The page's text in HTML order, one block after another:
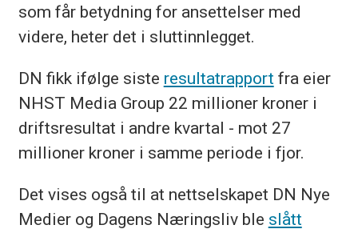
som får betydning for ansettelser med
videre, heter det i sluttinnlegget.
DN fikk ifølge siste resultatrapport fra eier
NHST Media Group 22 millioner kroner i
driftsresultat i andre kvartal - mot 27
millioner kroner i samme periode i fjor.
Det vises også til at nettselskapet DN Nye
Medier og Dagens Næringsliv ble slått